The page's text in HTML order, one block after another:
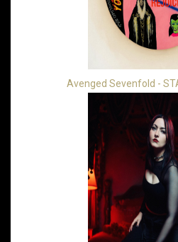
Avenged Sevenfold -